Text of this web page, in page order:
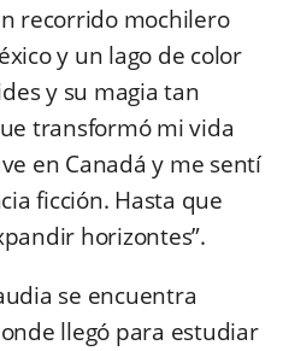
recorrido mochilero
y un lago de color
y su magia tan
transformó mi vida
en Canadá y me sentí
ficción. Hasta que
horizontes”.
se encuentra
llegó para estudiar